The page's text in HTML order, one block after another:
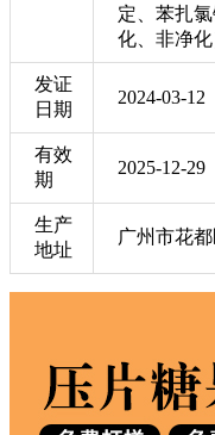
定、苯扎
化、非净
发证
日期
2024-03-12
有效
期
2025-12-29
生产
地址
广州市花